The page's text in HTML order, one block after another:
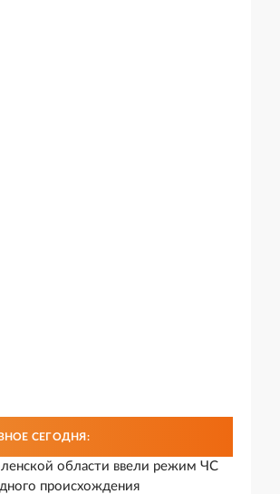
СЕГОДНЯ:
области ввели режим ЧС
происхождения